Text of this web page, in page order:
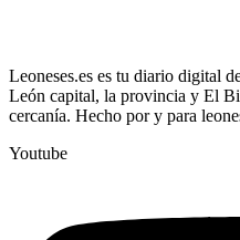
Leoneses.es es tu diario digital
León capital, la provincia y El
cercanía. Hecho por y para
Youtube